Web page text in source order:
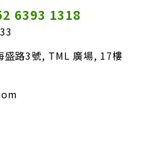
6393 1318
盛路3號, TML 廣場, 17樓